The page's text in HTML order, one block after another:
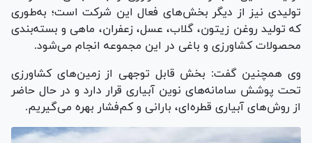
تولیدی نیز از دیگر بخش‌های فعال این شرکت است؛ به‌طوری
که تولید روغن زیتون، گلاب، عسل، زعفران، ماهی و بسته‌بندی
محصولات کشاورزی و باغی در این مجموعه انجام می‌شود.
وی همچنین گفت: بخش قابل توجهی از زمین‌های کشاورزی
تحت پوشش سامانه‌های نوین آبیاری قرار دارد و در حال حاضر
از روش‌های آبیاری قطره‌ای، بارانی و کم‌فشار بهره می‌گیریم.